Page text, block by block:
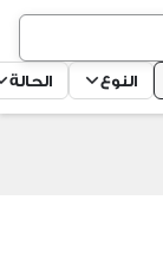
النوع الحالة